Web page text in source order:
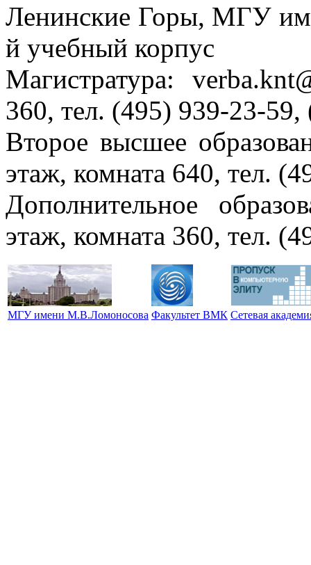
Ленинские Горы, МГУ
й учебный корпус
Магистратура:
360, тел. (495) 939-23-
Второе высшее
этаж, комната 640, тел.
Дополнительное
этаж, комната 360, тел.
МГУ имени М.В.Ломоносова Факультет ВМК Сетевая